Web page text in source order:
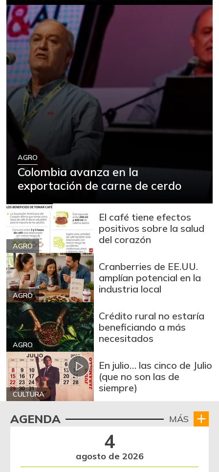
AGRO
Colombia avanza en la
exportación de carne de cerdo
AGRO
El café tiene efectos
positivos sobre la salud
del corazón
AGRO
Cranberries de EE.UU.
amplían potencial en la
industria local
AGRO
Crédito rural no estaría
beneficiando a más
necesitados
CULTURA
En julio… las cinco de Julio
(que no son las de
siempre)
AGENDA MÁS
4
agosto de 2026